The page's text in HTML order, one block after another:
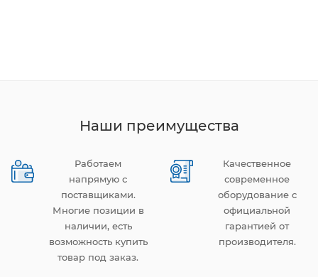
Наши преимущества
Работаем
напрямую с
поставщиками.
Многие позиции в
наличии, есть
возможность купить
товар под заказ.
Качественное
современное
оборудование с
официальной
гарантией от
производителя.